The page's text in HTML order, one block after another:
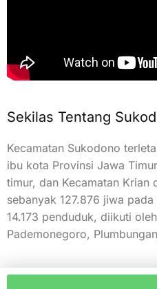
Sekilas Tentang
Kecamatan Sukodono
ibu kota Provinsi Jawa
timur, dan Kecamatan
sebanyak 127.876 jiwa
14.173 penduduk, diikuti
Pademonegoro,